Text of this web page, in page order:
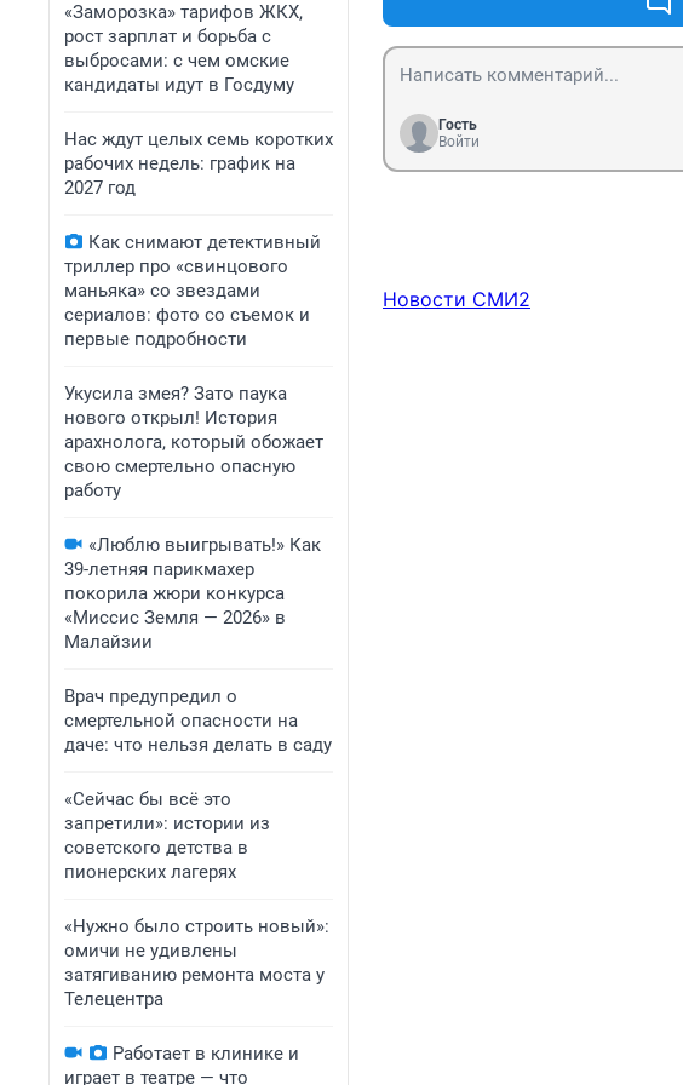
«Заморозка» тарифов ЖКХ,
рост зарплат и борьба с
выбросами: с чем омские
кандидаты идут в Госдуму
Нас ждут целых семь коротких
рабочих недель: график на
2027 год
Как снимают детективный
триллер про «свинцового
маньяка» со звездами
сериалов: фото со съемок и
первые подробности
Укусила змея? Зато паука
нового открыл! История
арахнолога, который обожает
свою смертельно опасную
работу
«Люблю выигрывать!» Как
39-летняя парикмахер
покорила жюри конкурса
«Миссис Земля — 2026» в
Малайзии
Врач предупредил о
смертельной опасности на
даче: что нельзя делать в саду
«Сейчас бы всё это
запретили»: истории из
советского детства в
пионерских лагерях
«Нужно было строить новый»:
омичи не удивлены
затягиванию ремонта моста у
Телецентра
Работает в клинике и
играет в театре — что
Гость
Войти
Новости СМИ2